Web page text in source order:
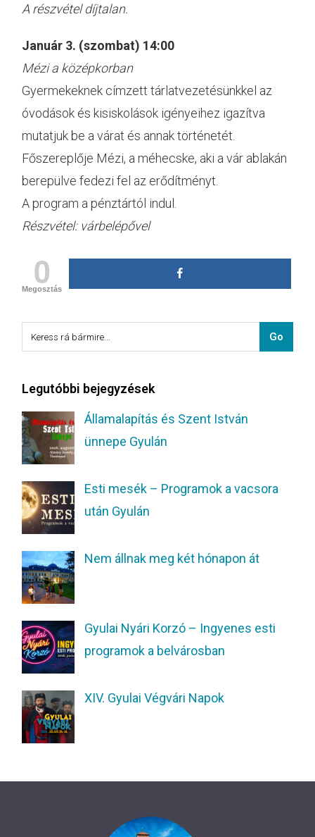
A részvétel díjtalan.
Január 3. (szombat) 14:00
Mézi a középkorban
Gyermekeknek címzett tárlatvezetésünkkel az
óvodások és kisiskolások igényeihez igazítva
mutatjuk be a várat és annak történetét.
Főszereplője Mézi, a méhecske, aki a vár ablakán
berepülve fedezi fel az erődítményt.
A program a pénztártól indul.
Részvétel: várbelépővel
0
Megosztás
Legutóbbi bejegyzések
Államalapítás és Szent István
ünnepe Gyulán
Esti mesék – Programok a vacsora
után Gyulán
Nem állnak meg két hónapon át
Gyulai Nyári Korzó – Ingyenes esti
programok a belvárosban
XIV. Gyulai Végvári Napok